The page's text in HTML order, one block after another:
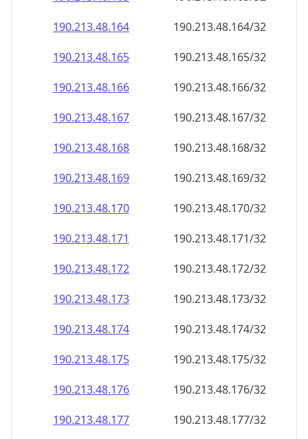
190.213.48.164
190.213.48.164/32
190.213.48.165
190.213.48.165/32
190.213.48.166
190.213.48.166/32
190.213.48.167
190.213.48.167/32
190.213.48.168
190.213.48.168/32
190.213.48.169
190.213.48.169/32
190.213.48.170
190.213.48.170/32
190.213.48.171
190.213.48.171/32
190.213.48.172
190.213.48.172/32
190.213.48.173
190.213.48.173/32
190.213.48.174
190.213.48.174/32
190.213.48.175
190.213.48.175/32
190.213.48.176
190.213.48.176/32
190.213.48.177
190.213.48.177/32